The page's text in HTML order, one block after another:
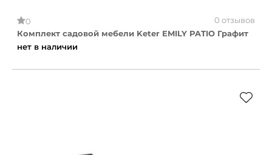
0
0 отзывов
Комплект садовой мебели Keter EMILY PATIO Графит
нет в наличии